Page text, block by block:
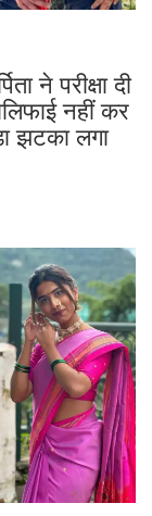
ने परीक्षा दी
नहीं कर
झटका लगा